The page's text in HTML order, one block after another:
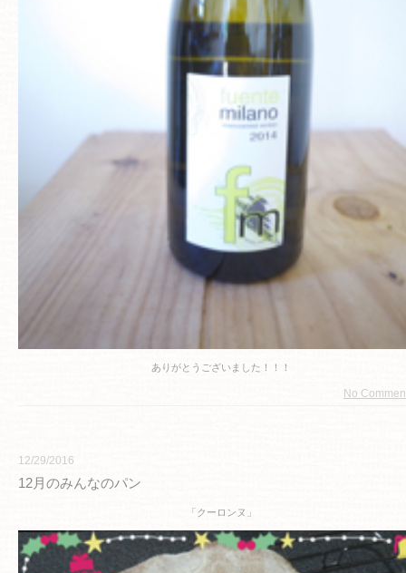
ありがとうございました！！！
No
12月のみんなのパン
12/29/2016
「クーロンヌ」